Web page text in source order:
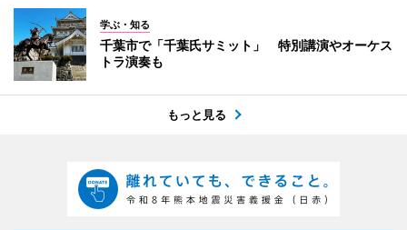
学ぶ・知る
千葉市で「千葉氏サミット」 特別講演やオーケス
トラ演奏も
もっと見る